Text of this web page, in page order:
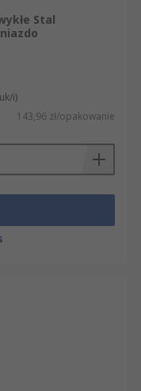
Stal
i)
143,96 zł/opakowanie